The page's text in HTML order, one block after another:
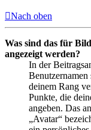
Nach oben
Was sind das für
angezeigt werden?
In der
deinem Rang
Punkte, die
angeben. Das
„Avatar“